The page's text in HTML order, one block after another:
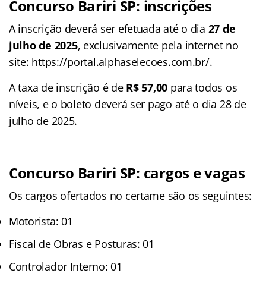
Concurso Bariri SP: inscrições
A inscrição deverá ser efetuada até o dia 27 de
julho de 2025, exclusivamente pela internet no
site: https://portal.alphaselecoes.com.br/.
A taxa de inscrição é de R$ 57,00 para todos os
níveis, e o boleto deverá ser pago até o dia 28 de
julho de 2025.
Concurso Bariri SP: cargos e vagas
Os cargos ofertados no certame são os seguintes:
Motorista: 01
Fiscal de Obras e Posturas: 01
Controlador Interno: 01